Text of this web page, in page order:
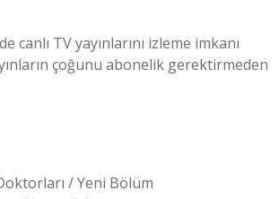
canlı TV yayınlarını izleme imkanı
çoğunu abonelik gerektirmeden
/ Yeni Bölüm